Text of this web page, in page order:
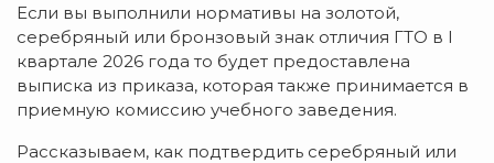
Если вы выполнили нормативы на золотой,
серебряный или бронзовый знак отличия ГТО в I
квартале 2026 года то будет предоставлена
выписка из приказа, которая также принимается в
приемную комиссию учебного заведения.
Рассказываем, как подтвердить серебряный или